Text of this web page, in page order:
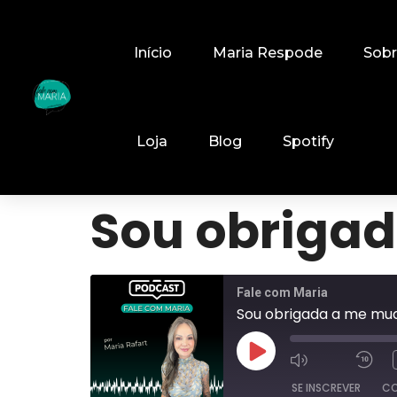
Início Maria Respode
Loja Blog Spotify
Sou
Fale com Maria
Sou obrigada a me
SE INSCREVER